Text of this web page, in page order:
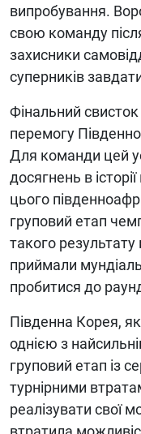
випробування.
свою команду
захисники
суперників
Фінальний
перемогу
Для команди цей
досягнень в
цього
груповий етап
такого
приймали
пробитися до
Південна Корея,
однією з
груповий етап із
турнірними
реалізувати свої